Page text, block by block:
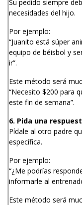
Su pedido siempre
necesidades del hijo.
Por ejemplo:
“Juanito está súper
equipo de béisbol y
ir”.
Este método será
“Necesito $200 para
este fin de semana”.
6. Pida una
Pídale al otro padre
específica.
Por ejemplo:
“¿Me podrías
informarle al
Este método será